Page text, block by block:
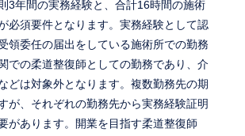
3年間の実務経験と、合計16時間の施術
必須要件となります。実務経験として認
領委任の届出をしている施術所での勤務
での柔道整復師としての勤務であり、介
どは対象外となります。複数勤務先の期
が、それぞれの勤務先から実務経験証明
があります。開業を目指す柔道整復師